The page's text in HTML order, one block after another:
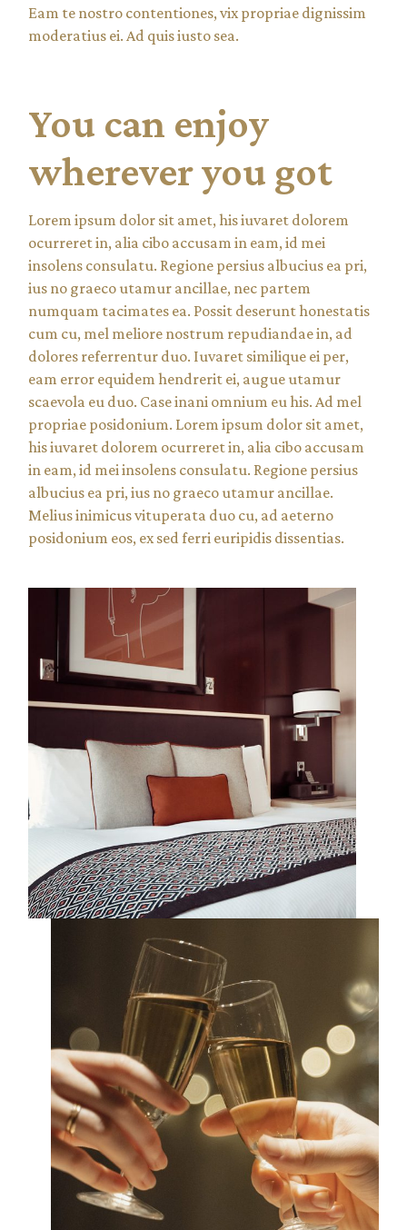
Eam te nostro contentiones, vix propriae dignissim
moderatius ei. Ad quis iusto sea.
You can enjoy
wherever you got
Lorem ipsum dolor sit amet, his iuvaret dolorem
ocurreret in, alia cibo accusam in eam, id mei
insolens consulatu. Regione persius albucius ea pri,
ius no graeco utamur ancillae, nec partem
numquam tacimates ea. Possit deserunt honestatis
cum cu, mel meliore nostrum repudiandae in, ad
dolores referrentur duo. Iuvaret similique ei per,
eam error equidem hendrerit ei, augue utamur
scaevola eu duo. Case inani omnium eu his. Ad mel
propriae posidonium. Lorem ipsum dolor sit amet,
his iuvaret dolorem ocurreret in, alia cibo accusam
in eam, id mei insolens consulatu. Regione persius
albucius ea pri, ius no graeco utamur ancillae.
Melius inimicus vituperata duo cu, ad aeterno
posidonium eos, ex sed ferri euripidis dissentias.